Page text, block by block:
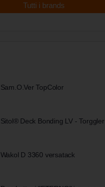
Tutti i brands
Sam.O.Ver TopColor
Sitol® Deck Bonding LV - Torggler
Wakol D 3360 versatack